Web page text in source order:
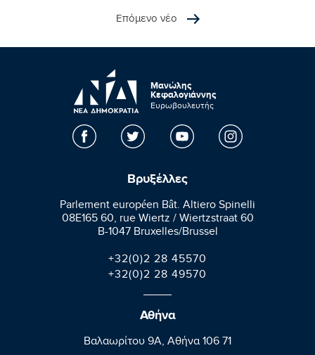
Επόμενο νέο
Μανώλης
Κεφαλογιάννης
Ευρωβουλευτής
Βρυξέλλες
Parlement européen Bât. Altiero Spinelli
08E165 60, rue Wiertz / Wiertzstraat 60
B-1047 Bruxelles/Brussel
+32(0)2 28 45570
+32(0)2 28 49570
Αθήνα
Βαλαωρίτου 9A, Aθήνα 106 71